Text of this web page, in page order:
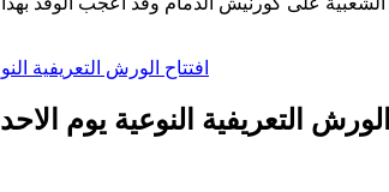
التعريفية النوعية يوم الاحد ١٩ يناير في جدة بكلية السياحة